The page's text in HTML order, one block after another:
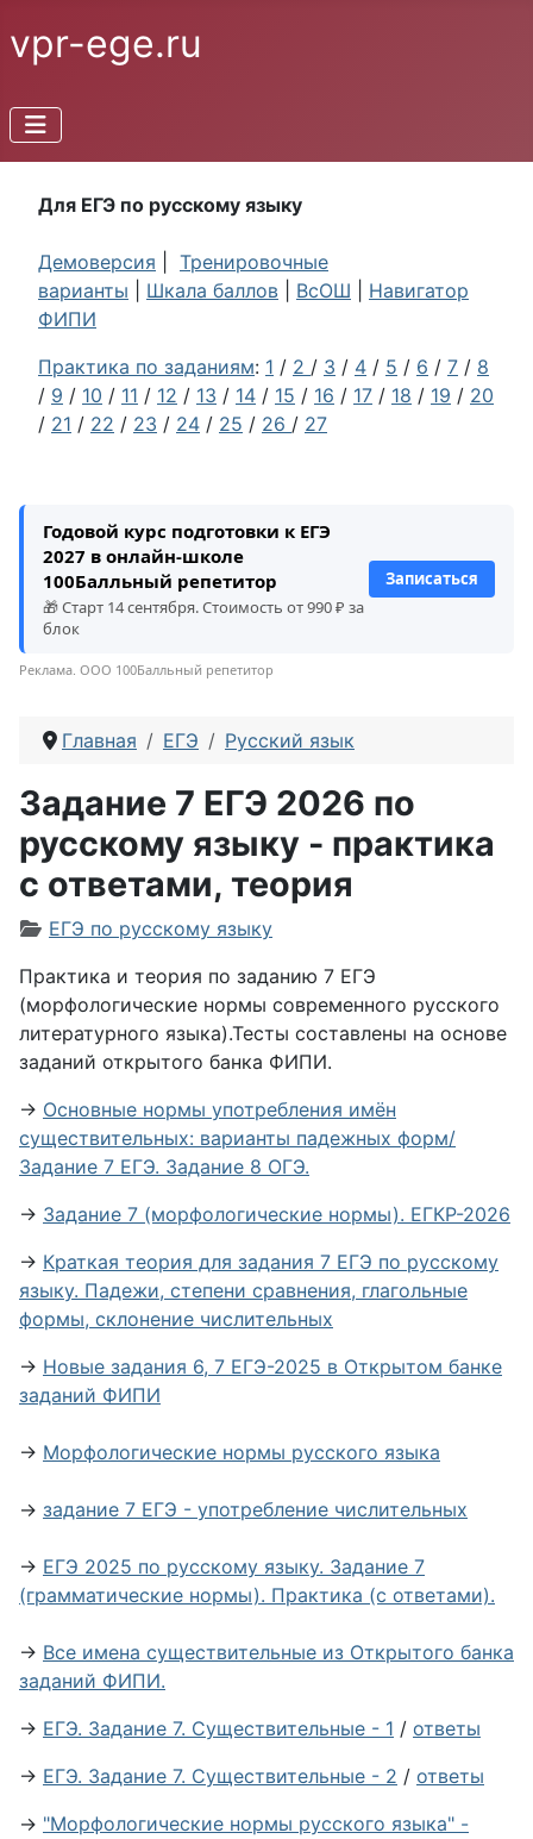
vpr-ege.ru
Для ЕГЭ по русскому языку
Демоверсия
Тренировочные
варианты
Шкала баллов ВсОШ
Навигатор
ФИПИ
Практика по заданиям: 1 / 2 / 3 / 4 / 5 / 6 / 7 / 8
/ 9 / 10 / 11 / 12 / 13 / 14 / 15 / 16 / 17 / 18 / 19 / 20
/ 21 / 22 / 23 / 24 / 25 / 26 / 27
Годовой курс подготовки к ЕГЭ
2027 в онлайн-школе
100Балльный репетитор
🎁 Старт 14 сентября. Стоимость от 990 ₽ за
блок
Записаться
Реклама. ООО 100Балльный репетитор
Главная ЕГЭ Русский язык
Задание 7 ЕГЭ 2026 по
русскому языку - практика
с ответами, теория
Информация о материале
ЕГЭ по русскому языку
Практика и теория по заданию 7 ЕГЭ
(морфологические нормы современного русского
литературного языка).Тесты составлены на основе
заданий открытого банка ФИПИ.
→ Основные нормы употребления имён
существительных: варианты падежных форм/
Задание 7 ЕГЭ. Задание 8 ОГЭ.
→ Задание 7 (морфологические нормы). ЕГКР-2026
→ Краткая теория для задания 7 ЕГЭ по русскому
языку. Падежи, степени сравнения, глагольные
формы, склонение числительных
→ Новые задания 6, 7 ЕГЭ-2025 в Открытом банке
заданий ФИПИ
→ Морфологические нормы русского языка
→ задание 7 ЕГЭ - употребление числительных
→ ЕГЭ 2025 по русскому языку. Задание 7
(грамматические нормы). Практика (с ответами).
→ Все имена существительные из Открытого банка
заданий ФИПИ.
→ ЕГЭ. Задание 7. Существительные - 1 / ответы
→ ЕГЭ. Задание 7. Существительные - 2 / ответы
→ "Морфологические нормы русского языка" -